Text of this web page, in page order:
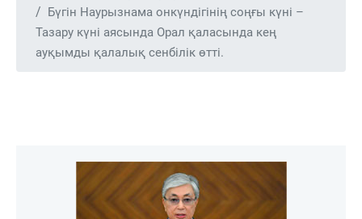
Бүгін Наурызнама онкүндігінің соңғы күні –
Тазару күні аясында Орал қаласында кең
ауқымды қалалық сенбілік өтті.